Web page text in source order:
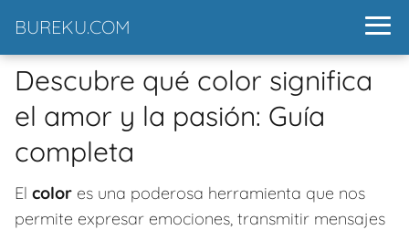
BUREKU.COM
Descubre qué color significa
el amor y la pasión: Guía
completa
El color es una poderosa herramienta que nos
permite expresar emociones, transmitir mensajes